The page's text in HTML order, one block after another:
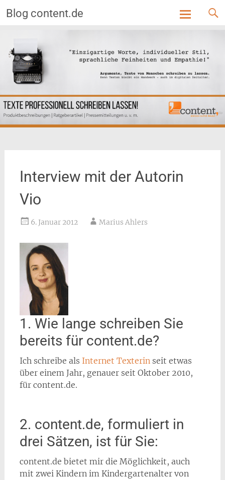
Blog content.de
Skip
content
Interview mit der Autorin
Vio
6. Januar 2012 Marius Ahlers
1. Wie lange schreiben Sie
bereits für content.de?
Ich schreibe als Internet Texterinseit etwas
über einem Jahr, genauer seit Oktober 2010,
für content.de.
2. content.de, formuliert in
drei Sätzen, ist für Sie:
content.de bietet mir die Möglichkeit, auch
mit zwei Kindern im Kindergartenalter von